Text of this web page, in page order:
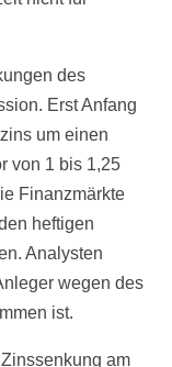
des
Erst Anfang
um einen
von 1 bis 1,25
Finanzmärkte
heftigen
Analysten
wegen des
ist.
am